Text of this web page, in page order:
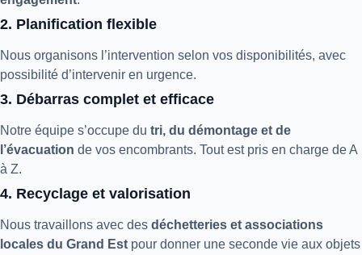
2. Planification flexible
Nous organisons l’intervention selon vos disponibilités, avec
possibilité d’intervenir en urgence.
3. Débarras complet et efficace
Notre équipe s’occupe du tri, du démontage et de
l’évacuation de vos encombrants. Tout est pris en charge de A
à Z.
4. Recyclage et valorisation
Nous travaillons avec des déchetteries et associations
locales du Grand Est pour donner une seconde vie aux objets